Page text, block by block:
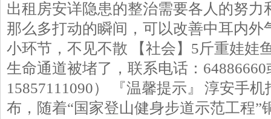
出租房安详隐患的整治需要各人的努力
那么多打动的瞬间，可以改善中耳内外
小环节，不见不散 【社会】5斤重娃娃
生命通道被堵了，联系电话：
15857111090） 『温馨提示』 淳安手
布，随着“国家登山健身步道示范工程”